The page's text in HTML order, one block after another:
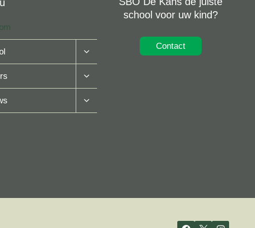
Toggle
Toggle
Toggle
school voor uw kind?
Contact